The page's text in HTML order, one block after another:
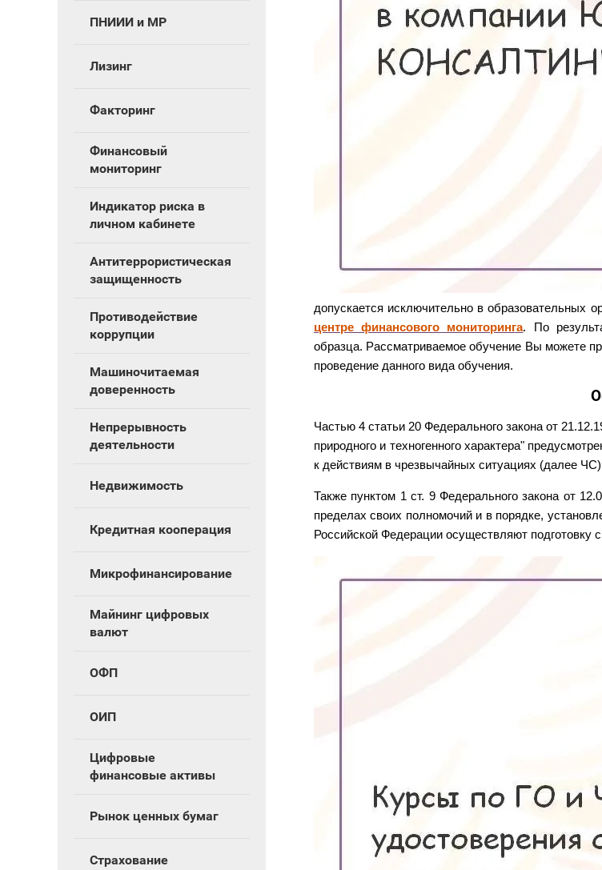
ПНИИИ и МР
Лизинг
Факторинг
Финансовый
мониторинг
Индикатор риска в
личном кабинете
Антитеррористическая
защищенность
Противодействие
коррупции
Машиночитаемая
доверенность
Непрерывность
деятельности
Недвижимость
Кредитная кооперация
Микрофинансирование
Майнинг цифровых
валют
ОФП
ОИП
Цифровые
финансовые активы
Рынок ценных бумаг
Страхование
допускается исключительно в образовательных
центре финансового мониторинга. По
образца. Рассматриваемое обучение Вы можете
проведение данного вида обучения.
Частью 4 статьи 20 Федерального закона от
природного и техногенного характера"
к действиям в чрезвычайных ситуациях (далее
Также пунктом 1 ст. 9 Федерального закона от
пределах своих полномочий и в порядке,
Российской Федерации осуществляют подготовку